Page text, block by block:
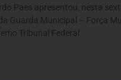
Paes apresentou, nesta
Guarda Municipal – Força
Tribunal Federal